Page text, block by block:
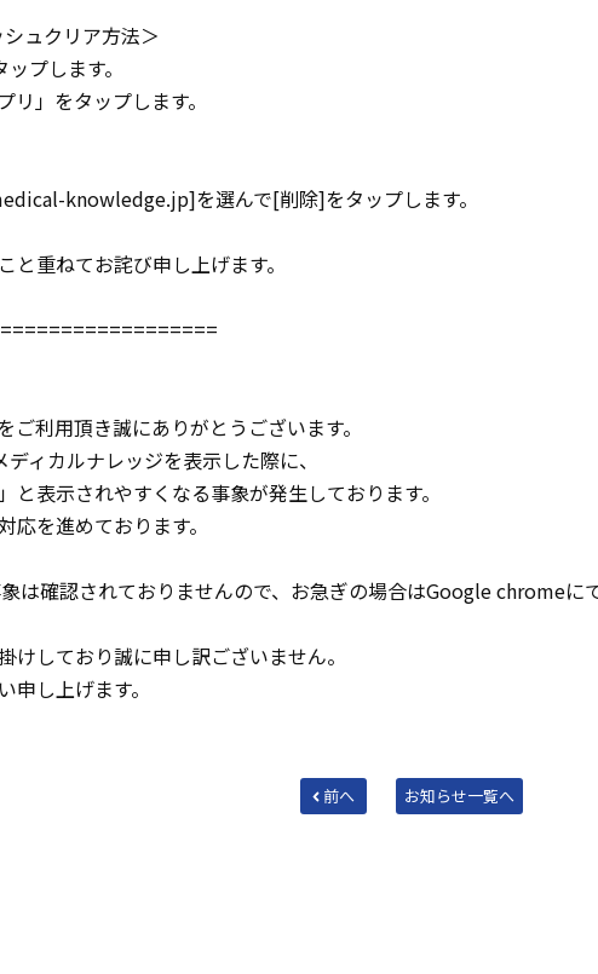
ュクリア方法＞
プします。
」をタップします。
knowledge.jp]を選んで[削除]をタップします。
重ねてお詫び申し上げます。
利用頂き誠にありがとうございます。
ィカルナレッジを表示した際に、
と表示されやすくなる事象が発生しております。
を進めております。
は確認されておりませんので、お急ぎの場合はGoogle chromeに
けしており誠に申し訳ございません。
し上げます。
前へ お知らせ一覧へ